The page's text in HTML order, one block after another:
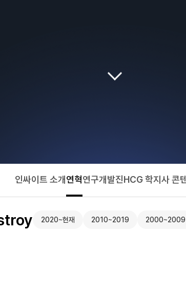
인싸이트 소개연혁연구개발진HCG 학지사 콘
2020~현재 2010~2019 2000~2009